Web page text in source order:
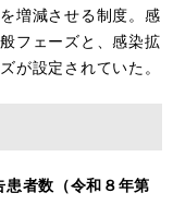
増減させる制度。感
フェーズと、感染拡
が設定されていた。
者数（令和８年第